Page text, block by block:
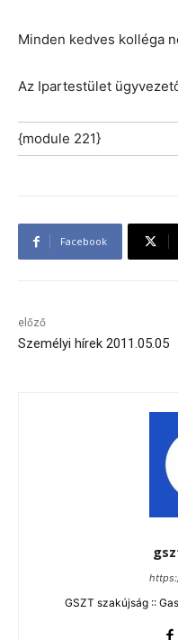
Minden kedves kolléga
Az Ipartestület
{module 221}
Facebook
előző
Személyi hírek 2011.05.05
GSZT szakújság ::